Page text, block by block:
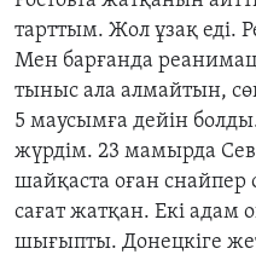
тарттым. Жол ұзақ еді.
Мен барғанда
тыныс ала алмайтын,
5 маусымға дейін
жүрдім. 23 мамырда
шайқаста оған снайпер
сағат жатқан. Екі адам
шығыпты. Донецкіге